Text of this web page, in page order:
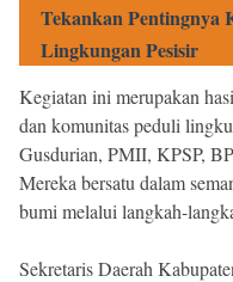
Tekankan Pentingnya
Lingkungan Pesisir
Kegiatan ini merupakan
dan komunitas peduli
Gusdurian, PMII, KPSP,
Mereka bersatu dalam
bumi melalui langkah-
Sekretaris Daerah